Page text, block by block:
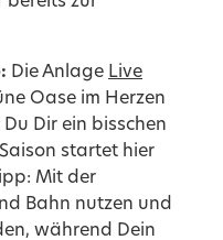
Die Anlage Live
Oase im Herzen
Dir ein bisschen
startet hier
Mit der
Bahn nutzen und
während Dein